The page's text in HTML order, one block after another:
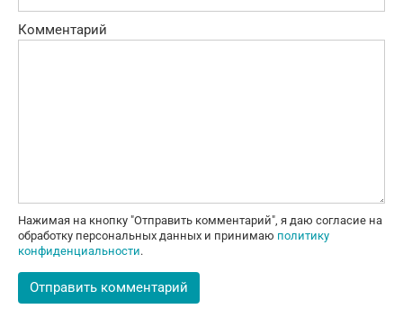
Комментарий
Нажимая на кнопку "Отправить комментарий", я даю согласие на
обработку персональных данных и принимаю политику
конфиденциальности.